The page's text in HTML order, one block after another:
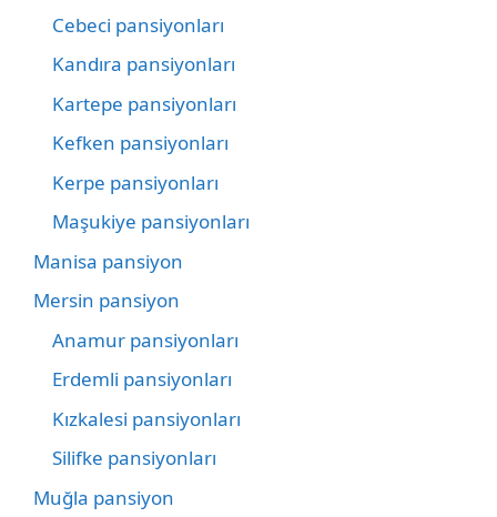
Cebeci pansiyonları
Kandıra pansiyonları
Kartepe pansiyonları
Kefken pansiyonları
Kerpe pansiyonları
Maşukiye pansiyonları
Manisa pansiyon
Mersin pansiyon
Anamur pansiyonları
Erdemli pansiyonları
Kızkalesi pansiyonları
Silifke pansiyonları
Muğla pansiyon